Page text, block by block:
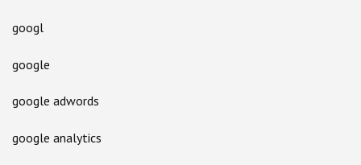
googl
google
google adwords
google analytics